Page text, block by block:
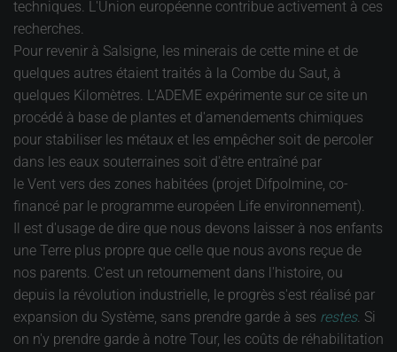
techniques. L'Union européenne contribue activement à ces
recherches.
Pour revenir à Salsigne, les minerais de cette mine et de
quelques autres étaient traités à la Combe du Saut, à
quelques Kilomètres. L'ADEME expérimente sur ce site un
procédé à base de plantes et d'amendements chimiques
pour stabiliser les métaux et les empêcher soit de percoler
dans les eaux souterraines soit d'être entraîné par
le Vent vers des zones habitées (projet Difpolmine, co-
financé par le programme européen Life environnement).
Il est d'usage de dire que nous devons laisser à nos enfants
une Terre plus propre que celle que nous avons reçue de
nos parents. C'est un retournement dans l'histoire, ou
depuis la révolution industrielle, le progrès s'est réalisé par
expansion du Système, sans prendre garde à ses restes. Si
on n'y prendre garde à notre Tour, les coûts de réhabilitation